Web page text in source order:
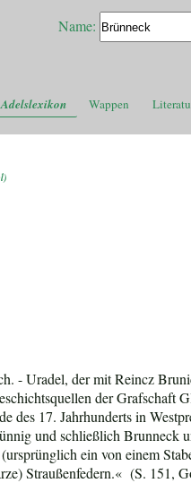
Name:
Adelslexikon Wappen
)
- Uradel, der mit Reincz
der Grafschaft
des 17. Jahrhunderts in
und schließlich Brunneck
ein von einem
Straußenfedern.« (S. 151,